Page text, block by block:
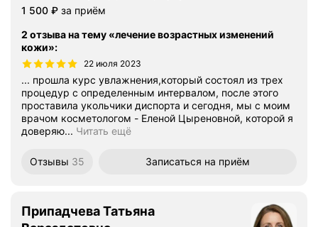
Цена
1500
1 500 ₽ за приём
2 отзыва на тему «лечение возрастных изменений
кожи»:
22 июля 2023
... прошла курс увлажнения,который состоял из трех
процедур с определенным интервалом, после этого
проставила укольчики диспорта и сегодня, мы с моим
врачом косметологом - Еленой Цыреновной, которой я
доверяю... Читать ещё
Отзывы 35 Записаться на приём
Припадчева Татьяна